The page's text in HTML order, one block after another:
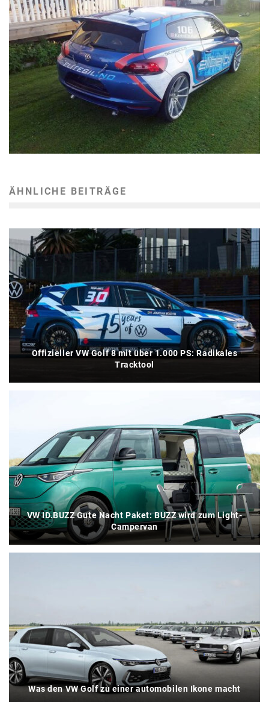
ÄHNLICHE BEITRÄGE
Offizieller VW Golf 8 mit über 1.000 PS: Radikales
Tracktool
VW ID.BUZZ Gute Nacht Paket: BUZZ wird zum Light-
Campervan
Was den VW Golf zu einer automobilen Ikone macht